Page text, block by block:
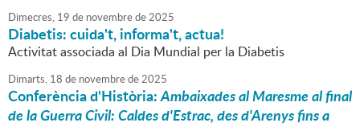
Dimecres, 19 de novembrede2025
Diabetis: cuida't, informa't, actua!
Activitat associada al Dia Mundial per la Diabetis
Dimarts, 18 de novembrede2025
Conferència d'Història:Ambaixades al Maresme al final
de la Guerra Civil: Caldes d'Estrac, des d'Arenys fins a